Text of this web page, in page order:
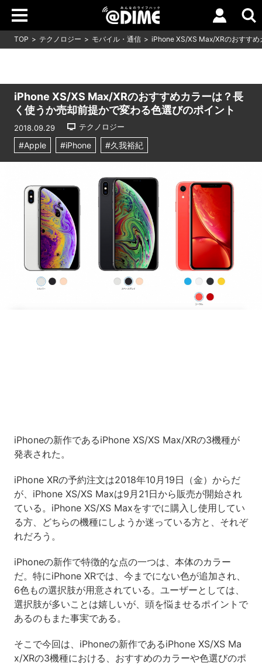
TOP テクノロジー モバイル・通信 iPhone XS/XS Max/XRのおすす
iPhone XS/XS Max/XRのおすすめカラーは？長
く使うか売却前提かで変わる色選びのポイント
2018.09.29 テクノロジー
#Apple #iPhone #久我裕紀
iPhoneの新作であるiPhone XS/XS Max/XRの3機種が
発表された。
iPhone XRの予約注文は2018年10月19日（金）からだ
が、iPhone XS/XS Maxは9月21日から販売が開始され
ている。iPhone XS/XS Maxをすでに購入し使用してい
る方、どちらの機種にしようか迷っている方と、それぞ
れだろう。
iPhoneの新作で特徴的な点の一つは、本体のカラー
だ。特にiPhone XRでは、今までにない色が追加され、
6色もの選択肢が用意されている。ユーザーとしては、
選択肢が多いことは嬉しいが、頭を悩ませるポイントで
あるのもまた事実である。
そこで今回は、iPhoneの新作であるiPhone XS/XS Ma
x/XRの3機種における、おすすめのカラーや色選びのポ